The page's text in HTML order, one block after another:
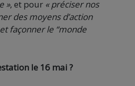
», et pour « préciser nos
des moyens d’action
façonner le “monde
le 16 mai ?